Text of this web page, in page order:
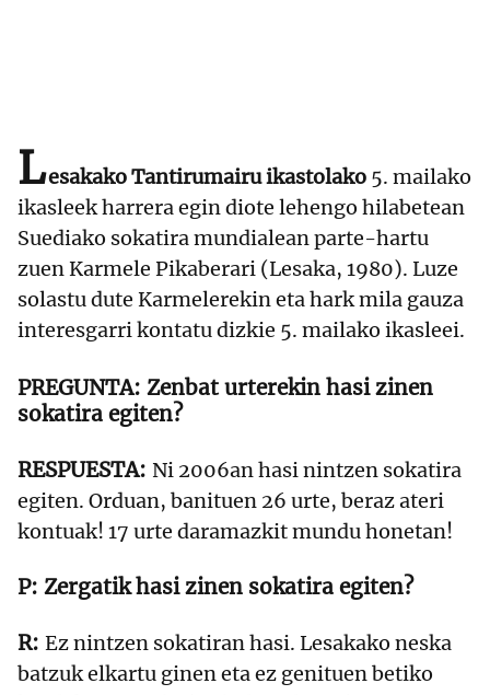
Lesakako Tantirumairu ikastolako 5. mailako
ikasleek harrera egin diote lehengo hilabetean
Suediako sokatira mundialean parte-hartu
zuen Karmele Pikaberari (Lesaka, 1980). Luze
solastu dute Karmelerekin eta hark mila gauza
interesgarri kontatu dizkie 5. mailako ikasleei.
Zenbat urterekin hasi zinen
sokatira egiten?
Ni 2006an hasi nintzen sokatira
egiten. Orduan, banituen 26 urte, beraz ateri
kontuak! 17 urte daramazkit mundu honetan!
Zergatik hasi zinen sokatira egiten?
Ez nintzen sokatiran hasi. Lesakako neska
batzuk elkartu ginen eta ez genituen betiko